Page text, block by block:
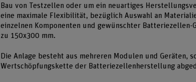
Bau von Testzellen oder um ein neuartiges
eine maximale Flexibilität, bezüglich Auswahl an
einzelnen Komponenten und gewünschter
zu 150x300 mm.
Die Anlage besteht aus mehreren Modulen und Geräten,
Wertschöpfungskette der Batteriezellenherstellung